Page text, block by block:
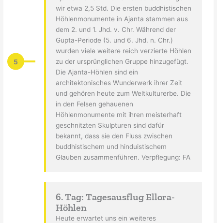
5
wir etwa 2,5 Std. Die ersten buddhistischen
Höhlenmonumente in Ajanta stammen aus
dem 2. und 1. Jhd. v. Chr. Während der
Gupta-Periode (5. und 6. Jhd. n. Chr.)
wurden viele weitere reich verzierte Höhlen
zu der ursprünglichen Gruppe hinzugefügt.
Die Ajanta-Höhlen sind ein
architektonisches Wunderwerk ihrer Zeit
und gehören heute zum Weltkulturerbe. Die
in den Felsen gehauenen
Höhlenmonumente mit ihren meisterhaft
geschnitzten Skulpturen sind dafür
bekannt, dass sie den Fluss zwischen
buddhistischem und hinduistischem
Glauben zusammenführen. Verpflegung: FA
6. Tag: Tagesausflug Ellora-
Höhlen
Heute erwartet uns ein weiteres